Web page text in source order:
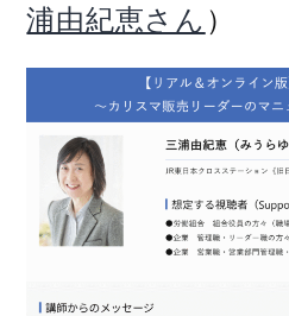
浦由紀恵さん ）